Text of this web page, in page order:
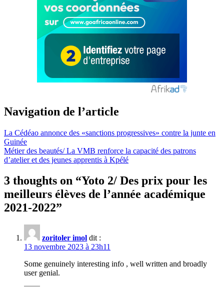
Navigation de l’article
La Cédéao annonce des «sanctions progressives» contre la junte en
Guinée
Métier des beautés/ La VMB renforce la capacité des patrons
d’atelier et des jeunes apprentis à Kpélé
3 thoughts on “Yoto 2/ Des prix pour les
meilleurs élèves de l’année académique
2021-2022”
zoritoler imol dit :
13 novembre 2023 à 23h11
Some genuinely interesting info , well written and broadly
user genial.